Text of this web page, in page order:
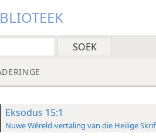
Eksodus 15:1
Nuwe Wêreld-vertaling van die Heilige Skrif